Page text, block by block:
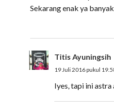
Sekarang enak ya
Titis Ayuningsih
19 Juli 2016 pukul
Iyes, tapi ini astra